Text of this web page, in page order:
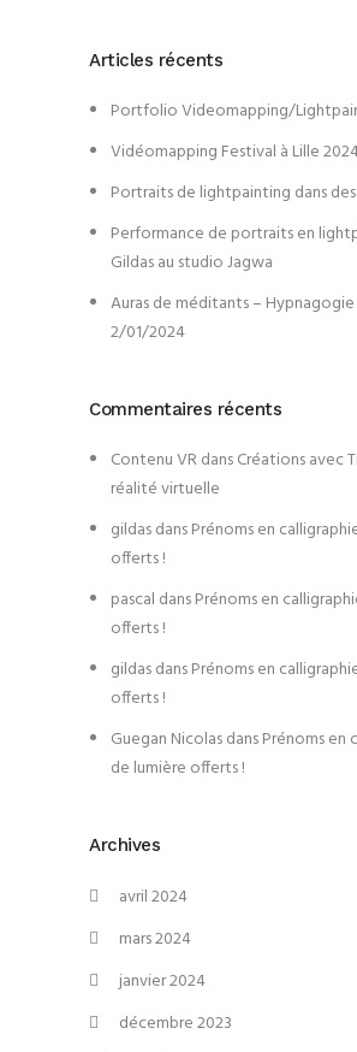
Articles récents
Portfolio Videomapping/
Vidéomapping Festival à Lille
Portraits de lightpainting dans
Performance de portraits en
Gildas au studio Jagwa
Auras de méditants –
2/01/2024
Commentaires récents
Contenu VRdansCréations avec
réalité virtuelle
gildasdansPrénoms en
offerts !
pascal dansPrénoms en
offerts !
gildasdansPrénoms en
offerts !
Guegan NicolasdansPrénoms en
de lumière offerts !
Archives
avril 2024
mars 2024
janvier 2024
décembre 2023